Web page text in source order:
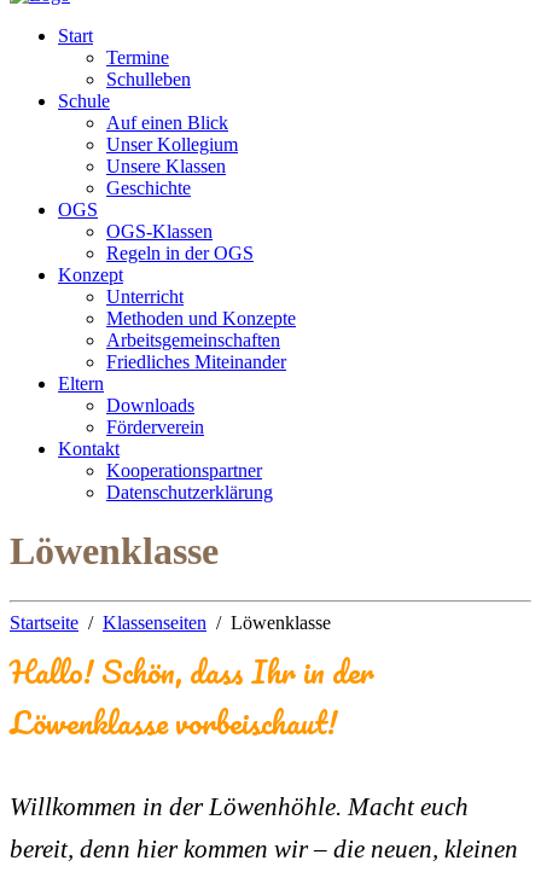
Start
Termine
Schulleben
Schule
Auf einen Blick
Unser Kollegium
Unsere Klassen
Geschichte
OGS
OGS-Klassen
Regeln in der OGS
Konzept
Unterricht
Methoden und Konzepte
Arbeitsgemeinschaften
Friedliches Miteinander
Eltern
Downloads
Förderverein
Kontakt
Kooperationspartner
Datenschutzerklärung
Löwenklasse
Startseite Klassenseiten Löwenklasse
Hallo! Schön, dass Ihr in der
Löwenklasse vorbeischaut!
Willkommen in der Löwenhöhle. Macht euch
bereit, denn hier kommen wir – die neuen, kleinen